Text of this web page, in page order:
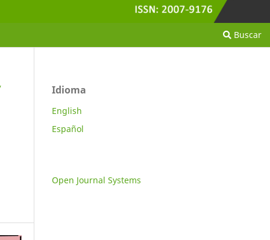
Buscar
Idioma
English
Español
Open Journal Systems